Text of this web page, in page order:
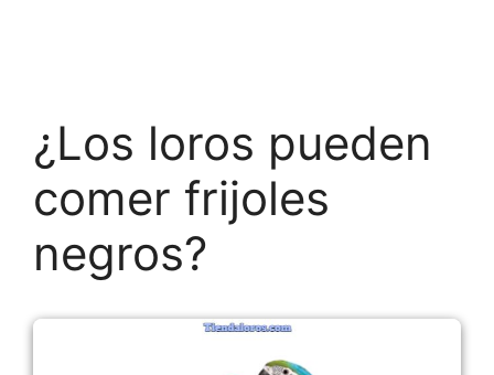
¿Los loros pueden
comer frijoles
negros?